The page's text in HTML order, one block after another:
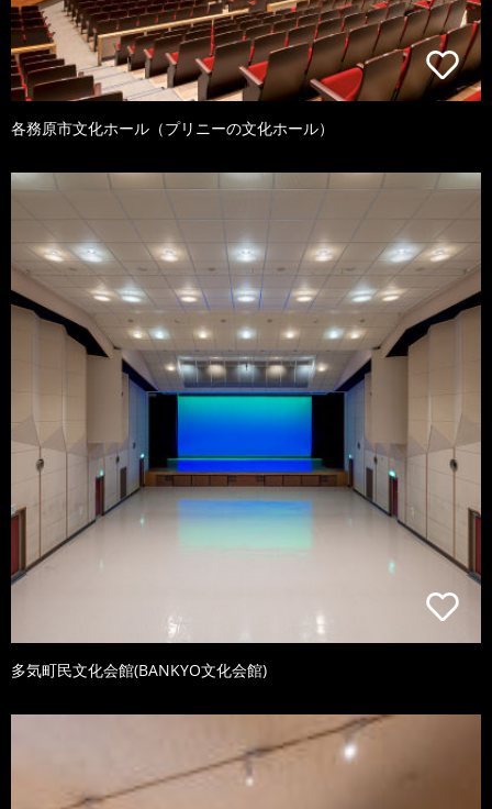
各務原市文化ホール（プリニーの文化ホール）
多気町民文化会館(BANKYO文化会館)